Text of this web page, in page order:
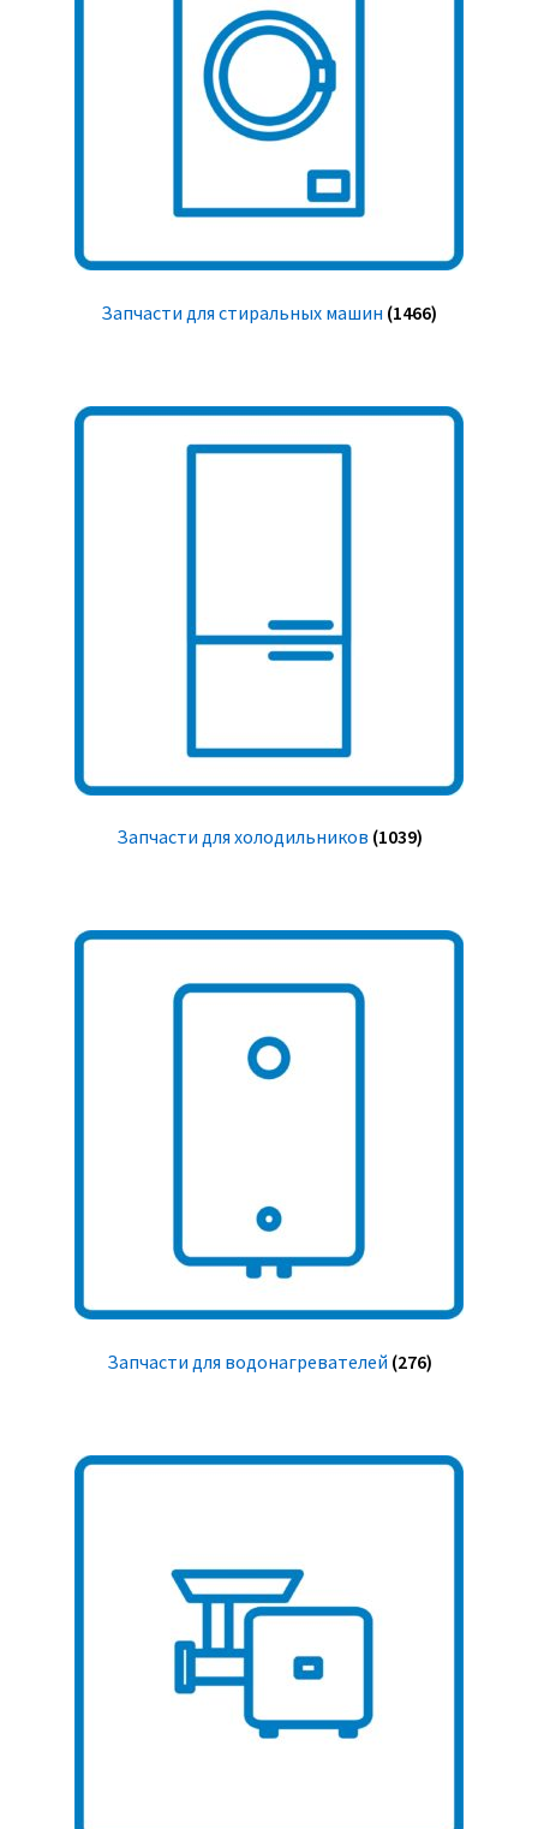
Запчасти для стиральных машин (1466)
Запчасти для холодильников (1039)
Запчасти для водонагревателей (276)